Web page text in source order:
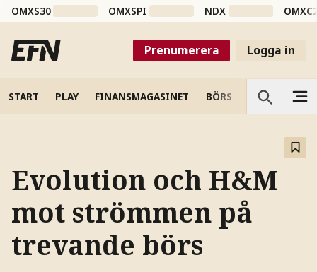
OMXS30 OMXSPI NDX
Prenumerera Logga in
START PLAY FINANSMAGASINET BÖRS VETENSKAP
Evolution och H&M
mot strömmen på
trevande börs